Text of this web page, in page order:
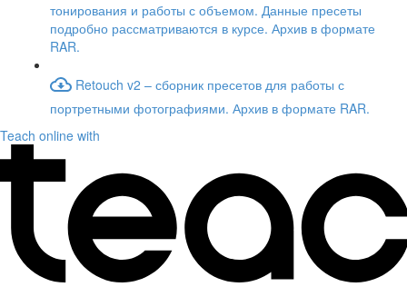
тонирования и работы с объемом. Данные пресеты
подробно рассматриваются в курсе. Архив в формате
RAR.
Retouch v2 – сборник пресетов для работы с
портретными фотографиями. Архив в формате RAR.
Teach online with